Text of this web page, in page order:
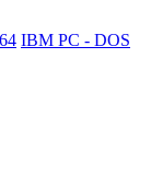
IBM PC - DOS